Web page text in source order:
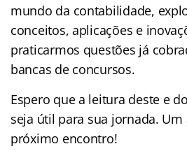
mundo da contabilidade,
conceitos, aplicações e
praticarmos questões já
bancas de concursos.
Espero que a leitura deste e
seja útil para sua jornada.
próximo encontro!